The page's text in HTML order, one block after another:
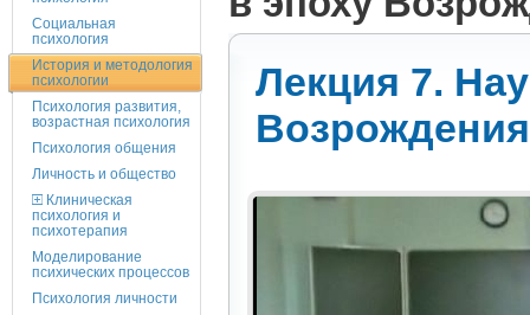
Социальная
психология
История и методология
психологии
Психология развития,
возрастная психология
Психология общения
Личность и общество
Клиническая
психология и
психотерапия
Моделирование
психических процессов
Психология личности
Лекция 7.